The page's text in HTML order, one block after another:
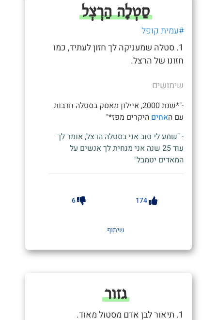
סַטְלָה הֵרְצְל
#עמית קופל
1. סטלה שמעניקה לך חזון לעתיד, כמו
חזונו של הרצל.
שימושים
-"*שנת 2000, איילון מאסק בסטלה חרבות
עם האחים היקרים מפז*"
- "שמע לי טוב אני בסטלה הרצל, אומר לך
עוד 25 שנה אני מנחית לך אנשים על
המאדים יטמבל"
174
6
שיתוף
גזור
1. תיאור לבן אדם מסטול מאוד.